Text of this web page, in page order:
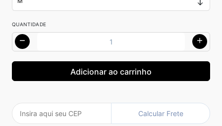
QUANTIDADE
Calcular Frete